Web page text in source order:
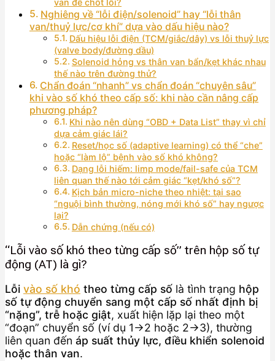
Nghiêng về “lỗi điện/solenoid” hay “lỗi thân
van/thuỷ lực/cơ khí” dựa vào dấu hiệu nào?
Dấu hiệu lỗi điện (TCM/giắc/dây) vs lỗi thuỷ lực
(valve body/đường dầu)
Solenoid hỏng vs thân van bẩn/kẹt khác nhau
thế nào trên đường thử?
Chẩn đoán “nhanh” vs chẩn đoán “chuyên sâu”
khi vào số khó theo cấp số: khi nào cần nâng cấp
phương pháp?
Khi nào nên dùng “OBD + Data List” thay vì chỉ
dựa cảm giác lái?
Reset/học số (adaptive learning) có thể “che”
hoặc “làm lộ” bệnh vào số khó không?
Dạng lỗi hiếm: limp mode/fail-safe của TCM
liên quan thế nào tới cảm giác “kẹt/khó số”?
Kịch bản micro-niche theo nhiệt: tại sao
“nguội bình thường, nóng mới khó số” hay ngược
lại?
Dẫn chứng (nếu có)
“Lỗi vào số khó theo từng cấp số” trên hộp số tự
động (AT) là gì?
Lỗi vào số khó theo từng cấp số là tình trạng hộp
số tự động chuyển sang một cấp số nhất định bị
“nặng”, trễ hoặc giật, xuất hiện lặp lại theo một
“đoạn” chuyển số (ví dụ 1→2 hoặc 2→3), thường
liên quan đến áp suất thủy lực, điều khiển solenoid
hoặc thân van.